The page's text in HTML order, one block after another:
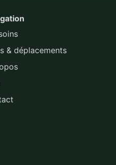
& déplacements